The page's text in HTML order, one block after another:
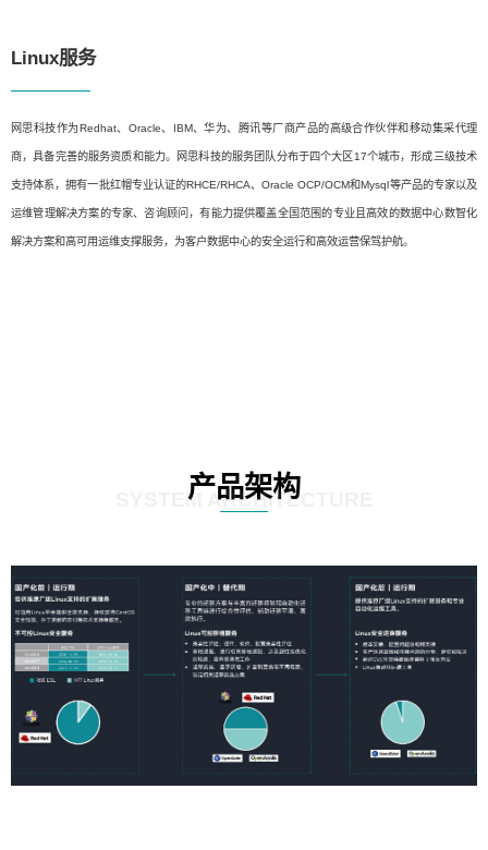
Linux服务
网思科技作为Redhat、Oracle、IBM、华为、腾讯等厂商产品的高级合作伙伴和移动集采代理
商，具备完善的服务资质和能力。网思科技的服务团队分布于四个大区17个城市，形成三级技术
支持体系，拥有一批红帽专业认证的RHCE/RHCA、Oracle OCP/OCM和Mysql等产品的专家以及
运维管理解决方案的专家、咨询顾问，有能力提供覆盖全国范围的专业且高效的数据中心数智化
解决方案和高可用运维支撑服务，为客户数据中心的安全运行和高效运营保驾护航。
产品架构
SYSTEM ARCHITECTURE